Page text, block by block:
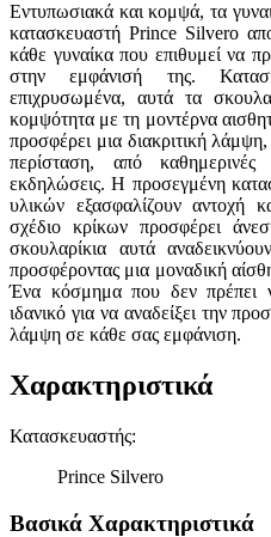
Εντυπωσιακά και κομψά, τα
κατασκευαστή Prince Silvero
κάθε γυναίκα που επιθυμεί να
στην εμφάνισή της.
επιχρυσωμένα, αυτά τα
κομψότητα με τη μοντέρνα
προσφέρει μια διακριτική
περίσταση, από
εκδηλώσεις. Η προσεγμένη
υλικών εξασφαλίζουν αντοχή
σχέδιο κρίκων προσφέρει
σκουλαρίκια αυτά
προσφέροντας μια μοναδική
Ένα κόσμημα που δεν πρέπει
ιδανικό για να αναδείξει την
λάμψη σε κάθε σας εμφάνιση.
Χαρακτηριστικά
Κατασκευαστής:
Prince Silvero
Βασικά Χαρακτηριστικά